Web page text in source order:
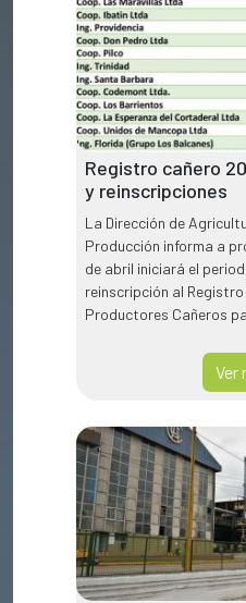
Registro cañero
y reinscripciones
La Dirección de
Producción informa a
de abril iniciará el
reinscripción al
Productores Cañeros
Ver